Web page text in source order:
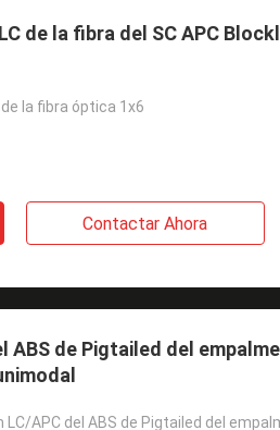
de la fibra del SC APC
la fibra óptica 1x6
Contactar Ahora
ABS de Pigtailed del